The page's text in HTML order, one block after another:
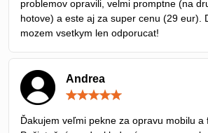
problemov opravili, velmi promptne (na
hotove) a este aj za super cenu (29 eur).
mozem vsetkym len odporucat!
Andrea
5
Ďakujem veľmi pekne za opravu mobilu a